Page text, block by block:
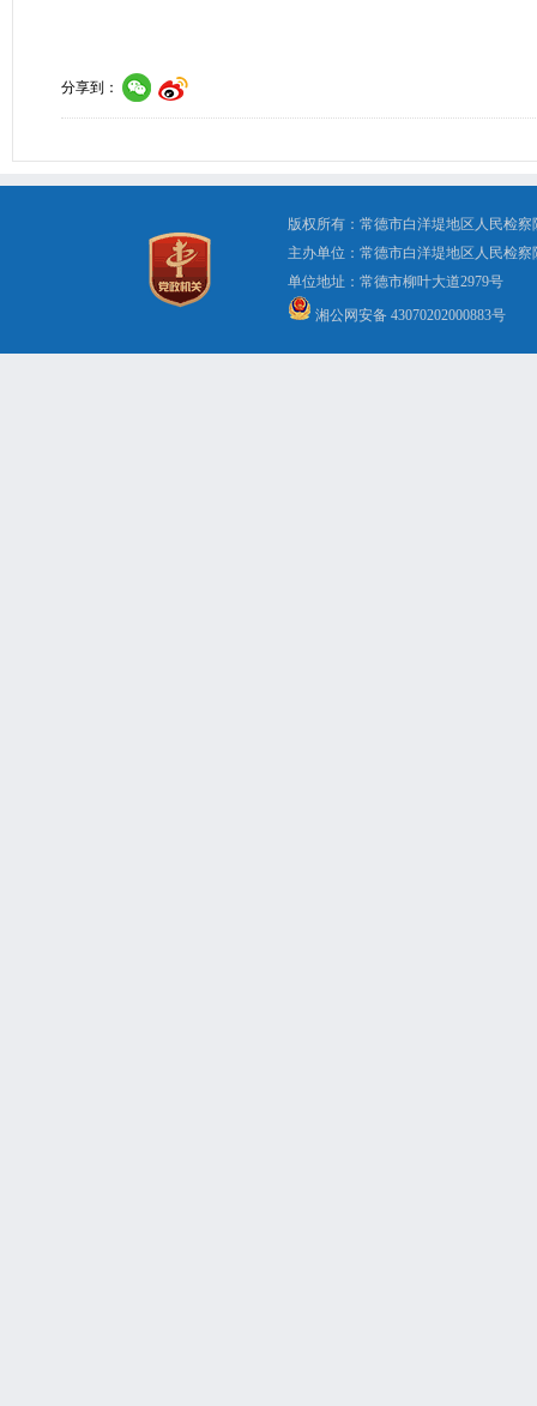
分享到：
版权所有：常德市白洋堤地区人民检
主办单位：常德市白洋堤地区人民检
单位地址：常德市柳叶大道2979号
湘公网安备 43070202000883号